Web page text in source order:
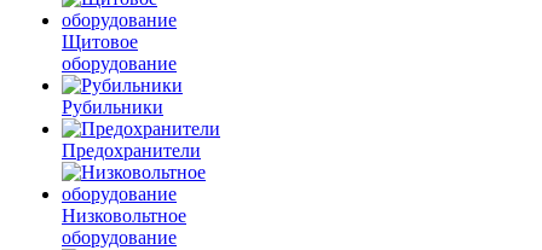
Щитовое
оборудование
Рубильники
Предохранители
Низковольтное
оборудование